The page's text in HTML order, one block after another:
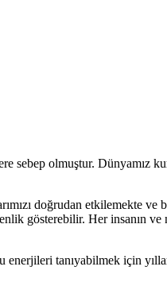
sebep olmuştur. Dünyamız
doğrudan etkilemekte ve
gösterebilir. Her insanın ve
enerjileri tanıyabilmek için